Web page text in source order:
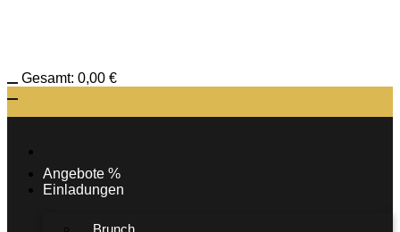
Gesamt: 0,00 €
Angebote %
Einladungen
Brunch